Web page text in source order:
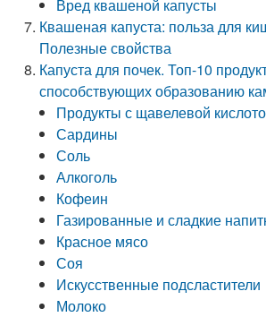
Вред квашеной капусты
Квашеная капуста: польза для
Полезные свойства
Капуста для почек. Топ-10
способствующих образованию
Продукты с щавелевой
Сардины
Соль
Алкоголь
Кофеин
Газированные и сладкие
Красное мясо
Соя
Искусственные подсластители
Молоко